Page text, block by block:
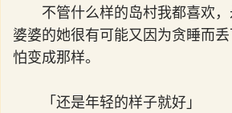
不管什么样的岛村我都喜欢
婆婆的她很有可能又因为贪睡而
怕变成那样。
「还是年轻的样子就好」